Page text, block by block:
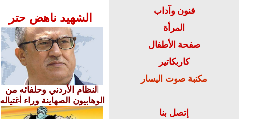
الشهيد ناهض حتر
النظام الأردني وحلفائه من
الوهابيون الصهاينة وراء أغتياله
فنون وآداب
المرأة
صفحة الأطفال
كاريكاتير
مكتبة صوت اليسار
إتصل بنا